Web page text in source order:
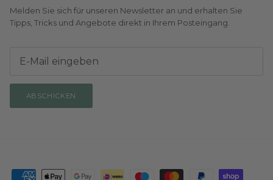
Melden Sie sich für unseren Newsletter an und erhalten Sie
Tipps, Tricks und Angebote direkt in Ihrem Posteingang.
ABSCHICKEN